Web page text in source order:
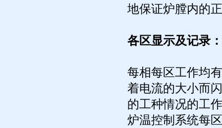
地保证炉膛内的
各区显示及记录：
每相每区工作均
着电流的大小而
的工种情况的工
炉温控制系统每